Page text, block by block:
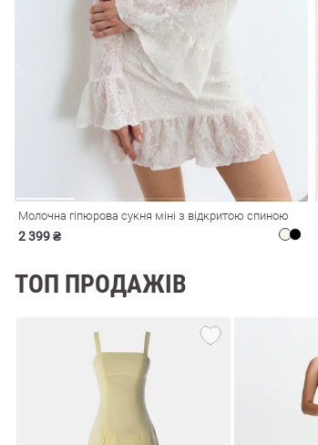
На
Молочна гіпюрова сукня міні з відкритою спиною
2 399 ₴
ТОП ПРОДАЖІВ